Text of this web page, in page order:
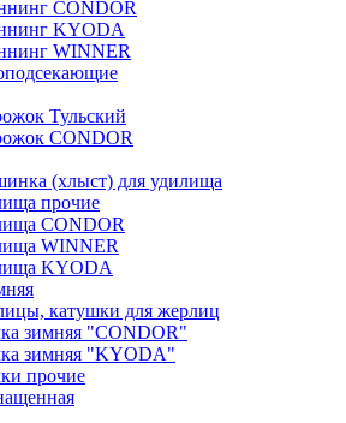
CONDOR
KYODA
WINNER
Тульский
CONDOR
(хлыст) для удилища
прочие
CONDOR
WINNER
KYODA
катушки для жерлиц
зимняя "CONDOR"
зимняя "KYODA"
прочие